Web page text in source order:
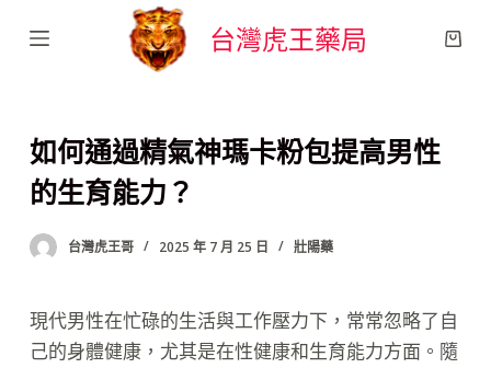
跳
內
容
台灣虎王藥局
如何通過精氣神瑪卡粉包提高男性
的生育能力？
台灣虎王哥 2025 年 7 月 25 日 壯陽藥
現代男性在忙碌的生活與工作壓力下，常常忽略了自
己的身體健康，尤其是在性健康和生育能力方面。隨